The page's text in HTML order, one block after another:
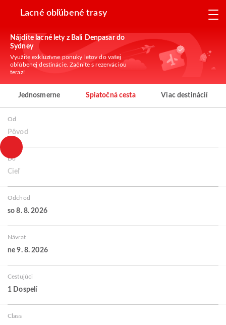
Lacné obľúbené trasy
Nájdite lacné lety z Bali Denpasar do
Sydney
Využite exkluzívne ponuky letov do vašej
obľúbenej destinácie. Začnite s rezerváciou
teraz!
Jednosmerne Spiatočná cesta Viac destinácií
Od
Pôvod
Do
Cieľ
Odchod
so 8. 8. 2026
Návrat
ne 9. 8. 2026
Cestujúci
1 Dospelí
Class